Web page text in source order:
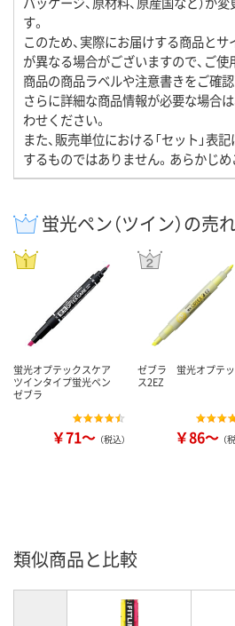
す。
このため、実際にお届けする商品と
が異なる場合がございますので、ご
商品の商品ラベルや注意書きをご確認
さらに詳細な商品情報が必要な場合
わせください。
また、販売単位における「セット」表
するものではありません。あらかじめ
蛍光ペン（ツイン）の売
蛍光オプテックスケア
ツインタイプ蛍光ペン
ゼブラ
￥71～ （税込）
ゼブラ 蛍光オプテ
ス2EZ
￥86～ （
類似商品と比較